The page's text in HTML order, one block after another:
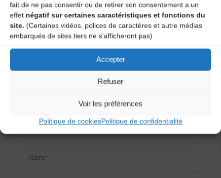
fait de ne pas consentir ou de retirer son consentement a un
effet négatif sur certaines caractéristiques et fonctions du
site. (Certaines vidéos, polices de caractères et autre médias
embarqués de sites tiers ne s'afficheront pas)
Accepter
Refuser
Voir les préférences
Politique de cookiesPolitique de confidentialité
Laisser un
commentaire
Votre adresse e-mail ne sera pas publiée.